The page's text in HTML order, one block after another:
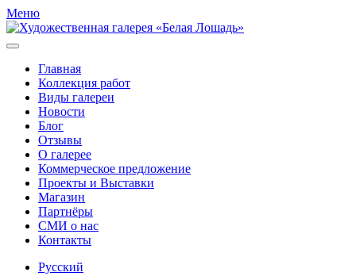
Меню
Главная
Коллекция работ
Виды галереи
Новости
Блог
Отзывы
О галерее
Коммерческое предложение
Проекты и Выставки
Магазин
Партнёры
СМИ о нас
Контакты
Русский